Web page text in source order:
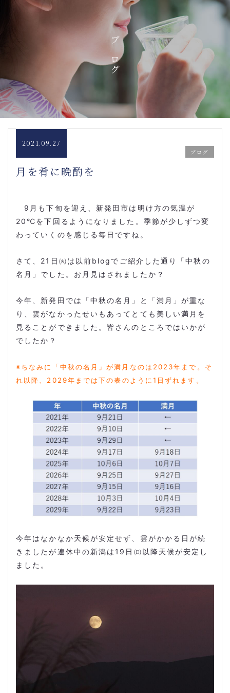
ブログ
2021.09.27
ブログ
月を肴に晩酌を
9 月も下旬を迎え、新発田市は明け方の気温が
20 ℃を下回るようになりました。季節が少しずつ変
わっていくのを感じる毎日ですね。
さて、 21 日㈫は以前blog でご紹介した通り「中秋の
名月」でした。お月見はされましたか？
今年、新発田では「中秋の名月」と「満月」が重な
り、雲がなかったせいもあってとても美しい満月を
見ることができました。皆さんのところではいかが
でしたか？
※ちなみに「中秋の名月」が満月なのは2023年まで。そ
れ以降、2029年までは下の表のように1日ずれます。
今年はなかなか天候が安定せず、雲がかかる日が続
きましたが連休中の新潟は 19 日㈰以降天候が安定し
ました。